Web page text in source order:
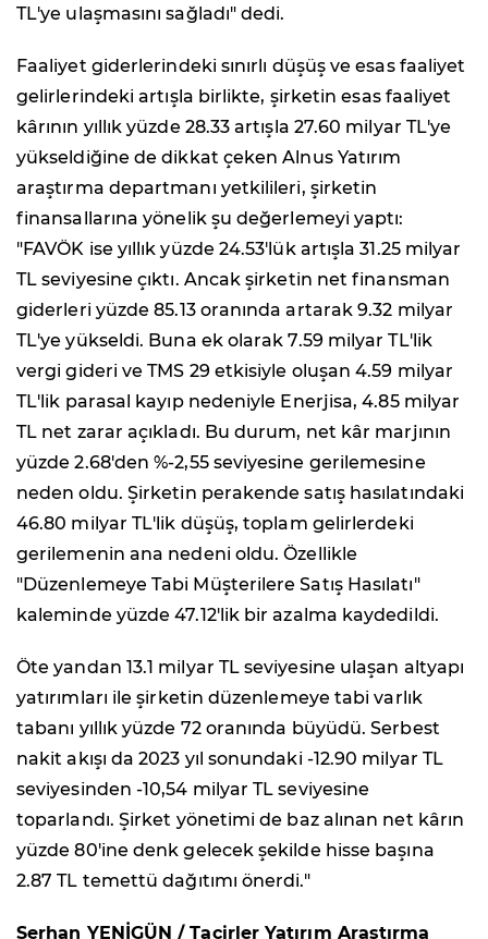
TL'ye ulaşmasını sağladı" dedi.
Faaliyet giderlerindeki sınırlı düşüş ve esas faaliyet
gelirlerindeki artışla birlikte, şirketin esas faaliyet
kârının yıllık yüzde 28.33 artışla 27.60 milyar TL'ye
yükseldiğine de dikkat çeken Alnus Yatırım
araştırma departmanı yetkilileri, şirketin
finansallarına yönelik şu değerlemeyi yaptı:
"FAVÖK ise yıllık yüzde 24.53'lük artışla 31.25 milyar
TL seviyesine çıktı. Ancak şirketin net finansman
giderleri yüzde 85.13 oranında artarak 9.32 milyar
TL'ye yükseldi. Buna ek olarak 7.59 milyar TL'lik
vergi gideri ve TMS 29 etkisiyle oluşan 4.59 milyar
TL'lik parasal kayıp nedeniyle Enerjisa, 4.85 milyar
TL net zarar açıkladı. Bu durum, net kâr marjının
yüzde 2.68'den %-2,55 seviyesine gerilemesine
neden oldu. Şirketin perakende satış hasılatındaki
46.80 milyar TL'lik düşüş, toplam gelirlerdeki
gerilemenin ana nedeni oldu. Özellikle
"Düzenlemeye Tabi Müşterilere Satış Hasılatı"
kaleminde yüzde 47.12'lik bir azalma kaydedildi.
Öte yandan 13.1 milyar TL seviyesine ulaşan altyapı
yatırımları ile şirketin düzenlemeye tabi varlık
tabanı yıllık yüzde 72 oranında büyüdü. Serbest
nakit akışı da 2023 yıl sonundaki -12.90 milyar TL
seviyesinden -10,54 milyar TL seviyesine
toparlandı. Şirket yönetimi de baz alınan net kârın
yüzde 80'ine denk gelecek şekilde hisse başına
2.87 TL temettü dağıtımı önerdi."
Serhan YENİGÜN / Tacirler Yatırım Araştırma